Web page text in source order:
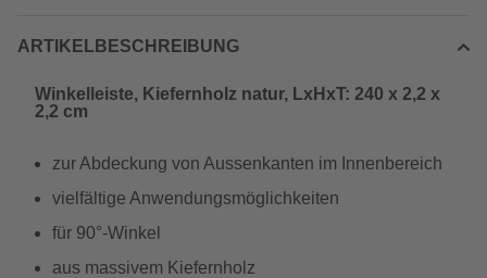
ARTIKELBESCHREIBUNG
Winkelleiste, Kiefernholz natur, LxHxT: 240 x 2,2 x
2,2 cm
zur Abdeckung von Aussenkanten im Innenbereich
vielfältige Anwendungsmöglichkeiten
für 90°-Winkel
aus massivem Kiefernholz